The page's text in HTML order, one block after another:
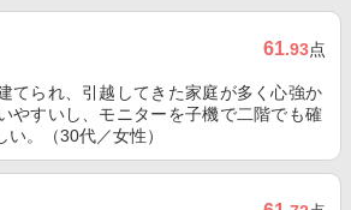
61.93点
てられ、引越してきた家庭が多く心強か
やすいし、モニターを子機で二階でも確
。（30代／女性）